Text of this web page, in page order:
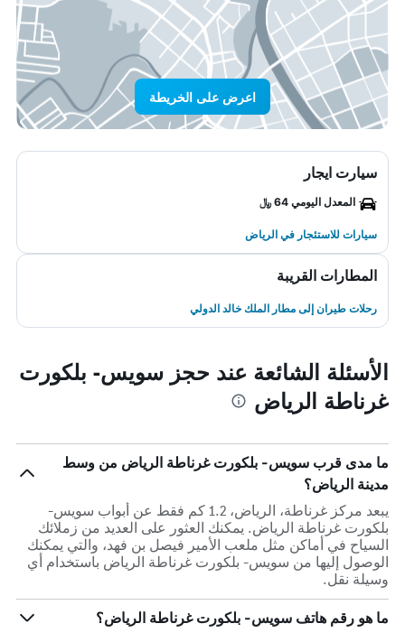
اعرض على الخريطة
سيارت ايجار
المعدل اليومي 64 ﷼
سيارات للاستئجار في الرياض
المطارات القريبة
رحلات طيران إلى مطار الملك خالد الدولي
الأسئلة الشائعة عند حجز سويس- بلكورت
غرناطة الرياض
ما مدى قرب سويس- بلكورت غرناطة الرياض من وسط
مدينة الرياض؟
يبعد مركز غرناطة، الرياض، 1.2 كم فقط عن أبواب سويس-
بلكورت غرناطة الرياض. يمكنك العثور على العديد من زملائك
السياح في أماكن مثل ملعب الأمير فيصل بن فهد، والتي يمكنك
الوصول إليها من سويس- بلكورت غرناطة الرياض باستخدام أي
وسيلة نقل.
ما هو رقم هاتف سويس- بلكورت غرناطة الرياض؟